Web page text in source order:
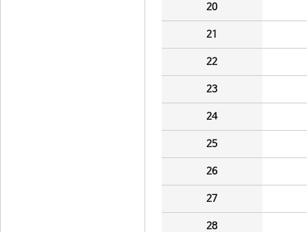
20
21
22
23
24
25
26
27
28